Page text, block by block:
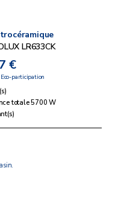
LR633CK
€
participation
totale 5700 W